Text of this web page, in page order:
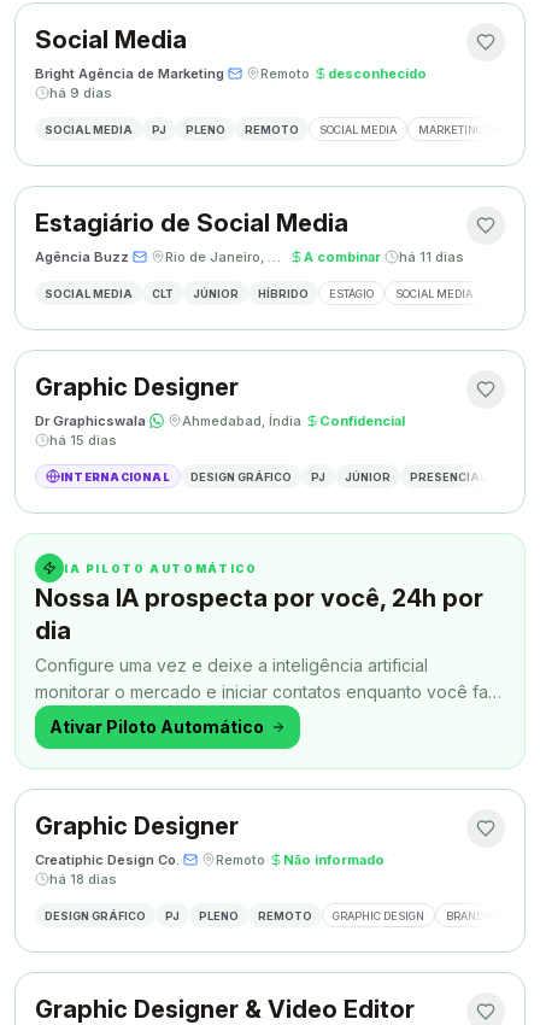
Social Media
Bright Agência de Marketing· · Remoto· desconhecido·
há 9 dias
SOCIAL MEDIA PJ PLENO REMOTO SOCIAL MEDIA MARKETING DIGITAL
Estagiário de Social Media
Agência Buzz· · Rio de Janeiro, Brasil · A combinar· há 11 dias
SOCIAL MEDIA CLT JÚNIOR HÍBRIDO ESTÁGIO SOCIAL MEDIA
Graphic Designer
Dr Graphicswala· · Ahmedabad, Índia· Confidencial·
há 15 dias
INTERNACIONAL DESIGN GRÁFICO PJ JÚNIOR PRESENCIAL
IA PILOTO AUTOMÁTICO
Nossa IA prospecta por você, 24h por
dia
Configure uma vez e deixe a inteligência artificial
monitorar o mercado e iniciar contatos enquanto você faz
outra coisa.
Ativar Piloto Automático
Graphic Designer
Creatiphic Design Co.· · Remoto· Não informado·
há 18 dias
DESIGN GRÁFICO PJ PLENO REMOTO GRAPHIC DESIGN BRANDING
Graphic Designer & Video Editor